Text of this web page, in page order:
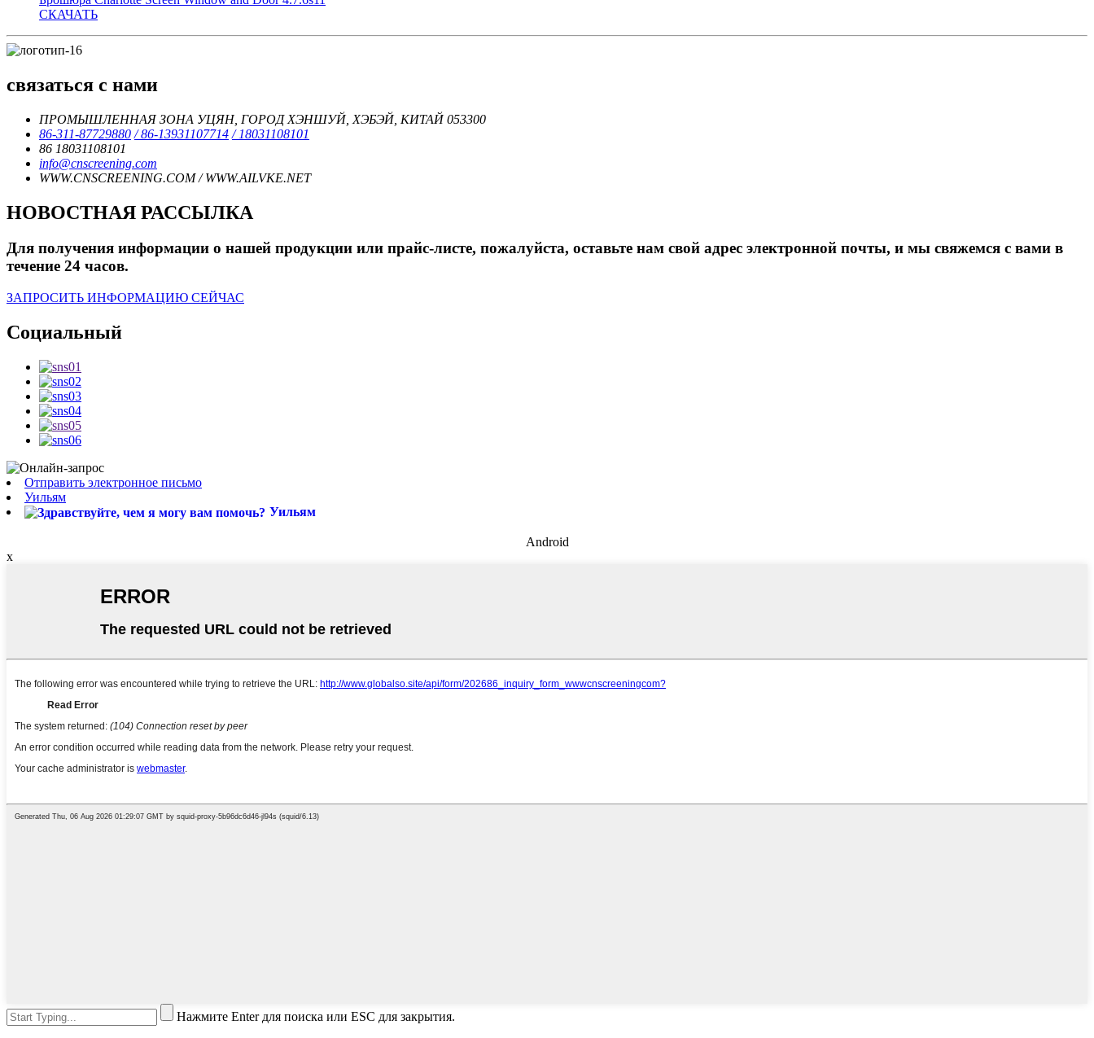
СКАЧАТЬ
связаться с нами
ПРОМЫШЛЕННАЯ ЗОНА УЦЯН, ГОРОД ХЭНШУЙ, ХЭБЭЙ, КИТАЙ 053300
86-311-87729880 / 86-13931107714 / 18031108101
86 18031108101
info@cnscreening.com
WWW.CNSCREENING.COM / WWW.AILVKE.NET
НОВОСТНАЯ РАССЫЛКА
Для получения информации о нашей продукции или прайс-листе, пожалуйста, оставьте нам свой адрес электронной почты, и мы свяжемся с вами в
течение 24 часов.
ЗАПРОСИТЬ ИНФОРМАЦИЮ СЕЙЧАС
Социальный
Отправить электронное письмо
Уильям
Уильям
Android
x
Нажмите Enter для поиска или ESC для закрытия.